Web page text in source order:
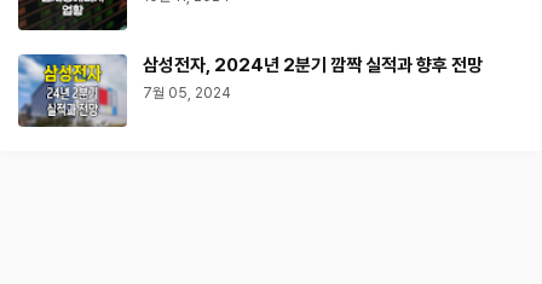
삼성전자, 2024년 2분기 깜짝 실적과 향후 전망
7월 05, 2024